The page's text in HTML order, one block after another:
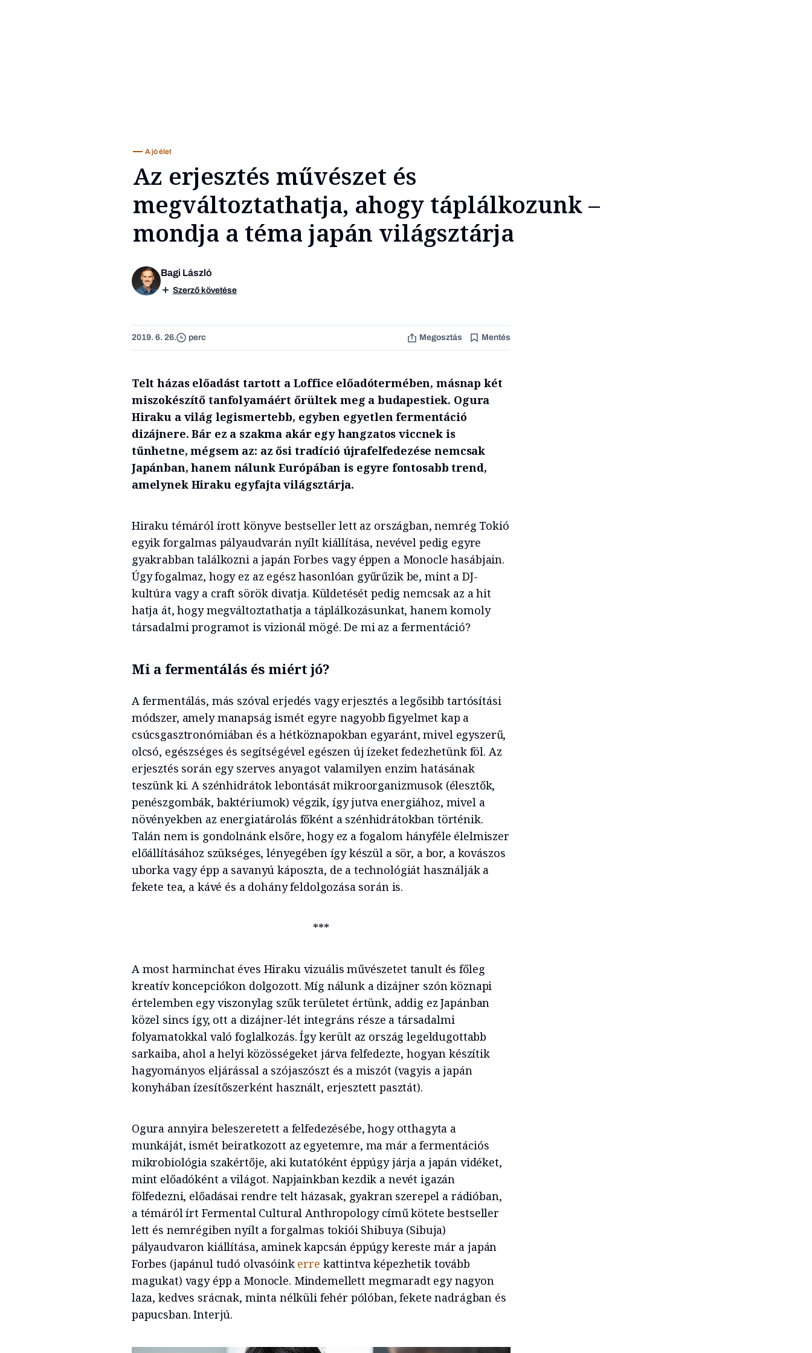
A jó élet
Az erjesztés művészet és
megváltoztathatja, ahogy táplálkozunk –
mondja a téma japán világsztárja
Bagi László
Szerző követése
2019. 6. 26. perc Megosztás Mentés
Telt házas előadást tartott a Loffice előadótermében, másnap két
miszokészítő tanfolyamáért őrültek meg a budapestiek. Ogura
Hiraku a világ legismertebb, egyben egyetlen fermentáció
dizájnere. Bár ez a szakma akár egy hangzatos viccnek is
tűnhetne, mégsem az: az ősi tradíció újrafelfedezése nemcsak
Japánban, hanem nálunk Európában is egyre fontosabb trend,
amelynek Hiraku egyfajta világsztárja.
Hiraku témáról írott könyve bestseller lett az országban, nemrég Tokió
egyik forgalmas pályaudvarán nyílt kiállítása, nevével pedig egyre
gyakrabban találkozni a japán Forbes vagy éppen a Monocle hasábjain.
Úgy fogalmaz, hogy ez az egész hasonlóan gyűrűzik be, mint a DJ-
kultúra vagy a craft sörök divatja. Küldetését pedig nemcsak az a hit
hatja át, hogy megváltoztathatja a táplálkozásunkat, hanem komoly
társadalmi programot is vizionál mögé. De mi az a fermentáció?
Mi a fermentálás és miért jó?
A fermentálás, más szóval erjedés vagy erjesztés a legősibb tartósítási
módszer, amely manapság ismét egyre nagyobb figyelmet kap a
csúcsgasztronómiában és a hétköznapokban egyaránt, mivel egyszerű,
olcsó, egészséges és segítségével egészen új ízeket fedezhetünk föl. Az
erjesztés során egy szerves anyagot valamilyen enzim hatásának
teszünk ki. A szénhidrátok lebontását mikroorganizmusok (élesztők,
penészgombák, baktériumok) végzik, így jutva energiához, mivel a
növényekben az energiatárolás főként a szénhidrátokban történik.
Talán nem is gondolnánk elsőre, hogy ez a fogalom hányféle élelmiszer
előállításához szükséges, lényegében így készül a sör, a bor, a kovászos
uborka vagy épp a savanyú káposzta, de a technológiát használják a
fekete tea, a kávé és a dohány feldolgozása során is.
***
A most harminchat éves Hiraku vizuális művészetet tanult és főleg
kreatív koncepciókon dolgozott. Míg nálunk a dizájner szón köznapi
értelemben egy viszonylag szűk területet értünk, addig ez Japánban
közel sincs így, ott a dizájner-lét integráns része a társadalmi
folyamatokkal való foglalkozás. Így került az ország legeldugottabb
sarkaiba, ahol a helyi közösségeket járva felfedezte, hogyan készítik
hagyományos eljárással a szójaszószt és a miszót (vagyis a japán
konyhában ízesítőszerként használt, erjesztett pasztát).
Ogura annyira beleszeretett a felfedezésébe, hogy otthagyta a
munkáját, ismét beiratkozott az egyetemre, ma már a fermentációs
mikrobiológia szakértője, aki kutatóként éppúgy járja a japán vidéket,
mint előadóként a világot. Napjainkban kezdik a nevét igazán
fölfedezni, előadásai rendre telt házasak, gyakran szerepel a rádióban,
a témáról írt Fermental Cultural Anthropology című kötete bestseller
lett és nemrégiben nyílt a forgalmas tokiói Shibuya (Sibuja)
pályaudvaron kiállítása, aminek kapcsán éppúgy kereste már a japán
Forbes (japánul tudó olvasóink erre kattintva képezhetik tovább
magukat) vagy épp a Monocle. Mindemellett megmaradt egy nagyon
laza, kedves srácnak, minta nélküli fehér pólóban, fekete nadrágban és
papucsban. Interjú.